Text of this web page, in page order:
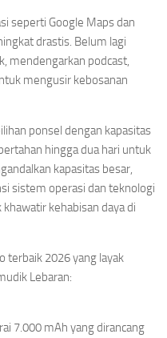
seperti Google Maps dan
drastis. Belum lagi
mendengarkan podcast,
mengusir kebosanan
ponsel dengan kapasitas
hingga dua hari untuk
kapasitas besar,
sistem operasi dan teknologi
kehabisan daya di
terbaik 2026 yang layak
Lebaran:
7.000 mAh yang dirancang